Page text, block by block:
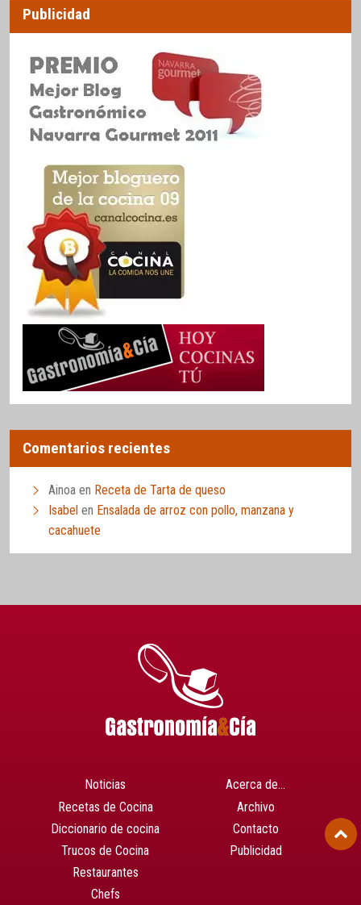
Publicidad
Comentarios recientes
Ainoa en Receta de Tarta de queso
Isabel en Ensalada de arroz con pollo, manzana y
cacahuete
Noticias
Recetas de Cocina
Diccionario de cocina
Trucos de Cocina
Restaurantes
Chefs
Acerca de…
Archivo
Contacto
Publicidad